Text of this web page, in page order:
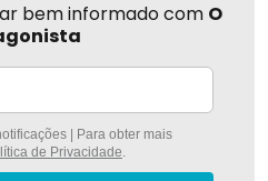
bem informado com O
| Para obter mais
de Privacidade.